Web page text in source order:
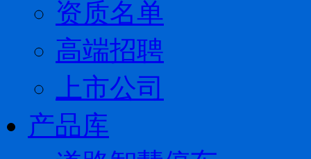
资质名单
高端招聘
上市公司
产品库